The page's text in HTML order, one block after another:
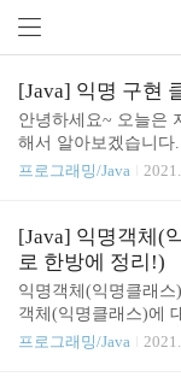
[Java] 익명 구현
안녕하세요~ 오늘은
해서 알아보겠습니다
ava] 익명객체(익명
었습니다. 이번 시간
사용하지 알아보겠
명 구현 클래스(익명
채셨겠지만 구현
연관되어있습니다.
체)를 구현할 수 있습..
프로그래밍/Java
[Java] 익명객체(
로 한방에 정리!)
익명객체(익명클래
객체(익명클래스)에
익명객체(익명클래스
프로그래밍/Java